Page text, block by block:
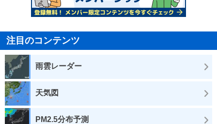
注目のコンテンツ
雨雲レーダー
天気図
PM2.5分布予測